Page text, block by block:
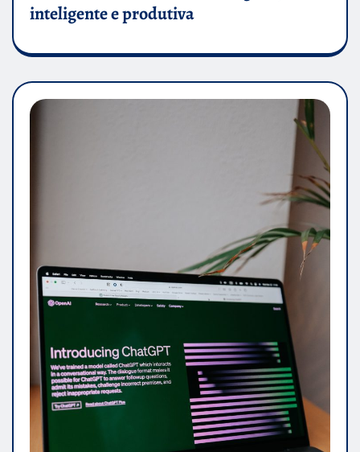
inteligente e produtiva